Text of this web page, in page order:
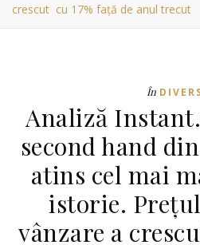
crescut cu 17% față de anul trecut
În
Analiză
second hand
atins cel mai
istorie.
vânzare a